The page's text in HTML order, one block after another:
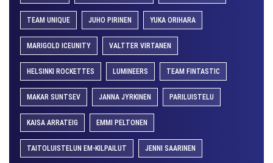
TEAM UNIQUE JUHO PIRINEN YUKA ORIHARA
MARIGOLD ICEUNITY VALTTER VIRTANEN
HELSINKI ROCKETTES LUMINEERS TEAM FINTASTIC
MAKAR SUNTSEV JANNA JYRKINEN PARILUISTELU
KAISA ARRATEIG EMMI PELTONEN
TAITOLUISTELUN EM-KILPAILUT JENNI SAARINEN